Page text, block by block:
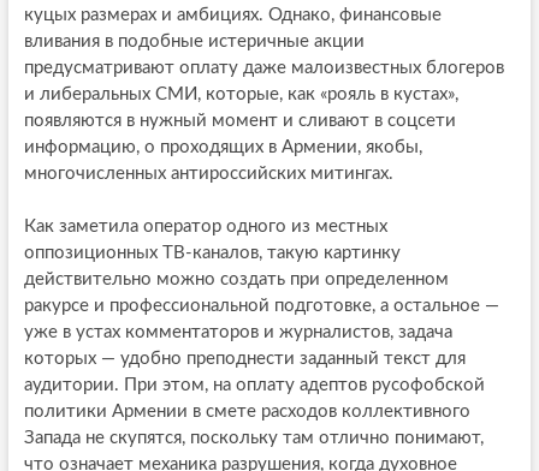
куцых размерах и амбициях. Однако, финансовые
вливания в подобные истеричные акции
предусматривают оплату даже малоизвестных блогеров
и либеральных СМИ, которые, как «рояль в кустах»,
появляются в нужный момент и сливают в соцсети
информацию, о проходящих в Армении, якобы,
многочисленных антироссийских митингах.
Как заметила оператор одного из местных
оппозиционных ТВ-каналов, такую картинку
действительно можно создать при определенном
ракурсе и профессиональной подготовке, а остальное —
уже в устах комментаторов и журналистов, задача
которых — удобно преподнести заданный текст для
аудитории. При этом, на оплату адептов русофобской
политики Армении в смете расходов коллективного
Запада не скупятся, поскольку там отлично понимают,
что означает механика разрушения, когда духовное